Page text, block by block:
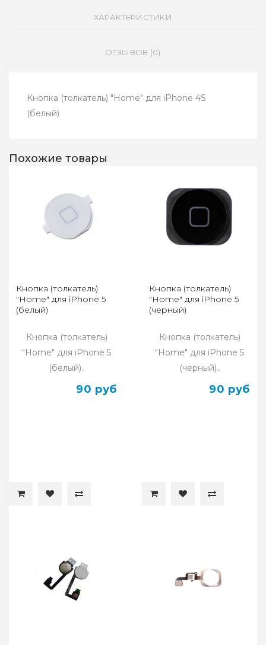
ХАРАКТЕРИСТИКИ
ОТЗЫВОВ (0)
Кнопка (толкатель) "Home" для iPhone 4S
(белый)
Похожие товары
Кнопка (толкатель)
"Home" для iPhone 5
(белый)
Кнопка (толкатель)
"Home" для iPhone 5
(белый)..
90 руб
Кнопка (толкатель)
"Home" для iPhone 5
(черный)
Кнопка (толкатель)
"Home" для iPhone 5
(черный)..
90 руб